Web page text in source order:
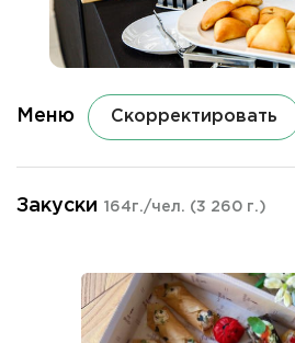
Меню Скорректировать
Закуски 164г./чел. (3 260 г.)